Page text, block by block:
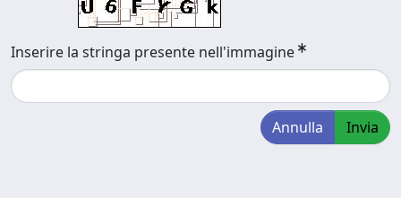
Inserire la stringa presente nell'immagine
Annulla Invia